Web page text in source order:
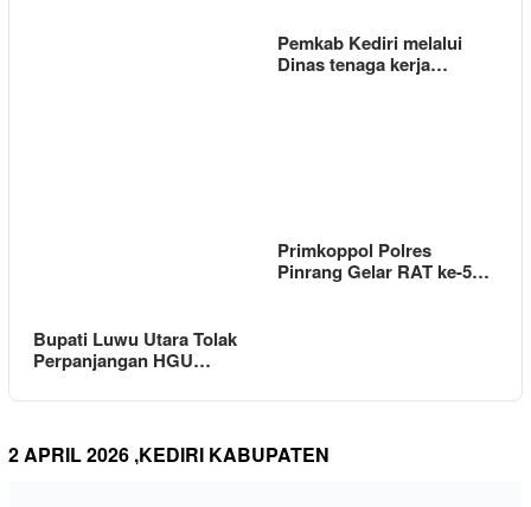
Pemkab Kediri melalui
Dinas tenaga kerja…
Bupati Luwu Utara Tolak
Perpanjangan HGU…
Primkoppol Polres
Pinrang Gelar RAT ke-5…
2 APRIL 2026 ,KEDIRI KABUPATEN